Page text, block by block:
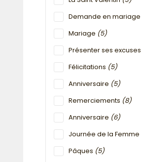
Demande en mariage
Mariage (5)
Présenter ses excuses
Félicitations (5)
Anniversaire (5)
Remerciements (8)
Anniversaire (6)
Journée de la Femme
Pâques (5)